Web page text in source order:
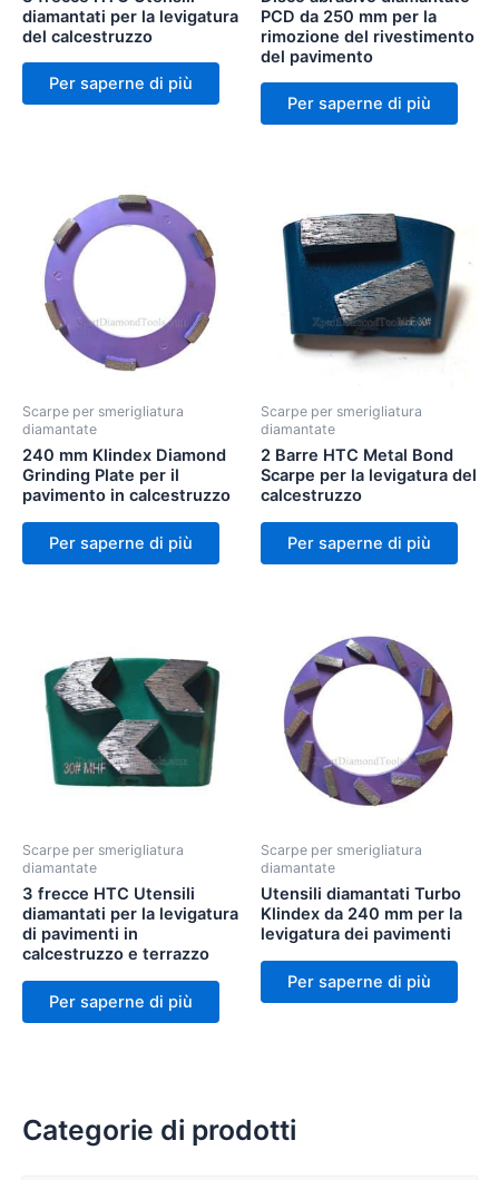
diamantati per la levigatura
del calcestruzzo
Per saperne di più
PCD da 250 mm per la
rimozione del rivestimento
del pavimento
Per saperne di più
Scarpe per smerigliatura
diamantate
240 mm Klindex Diamond
Grinding Plate per il
pavimento in calcestruzzo
Per saperne di più
Scarpe per smerigliatura
diamantate
2 Barre HTC Metal Bond
Scarpe per la levigatura del
calcestruzzo
Per saperne di più
Scarpe per smerigliatura
diamantate
3 frecce HTC Utensili
diamantati per la levigatura
di pavimenti in
calcestruzzo e terrazzo
Per saperne di più
Scarpe per smerigliatura
diamantate
Utensili diamantati Turbo
Klindex da 240 mm per la
levigatura dei pavimenti
Per saperne di più
Categorie di prodotti